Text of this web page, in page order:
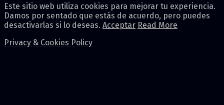
Este sitio web utiliza cookies para mejorar tu experiencia.
Damos por sentado que estás de acuerdo, pero puedes
desactivarlas si lo deseas. Acceptar Read More
Privacy & Cookies Policy